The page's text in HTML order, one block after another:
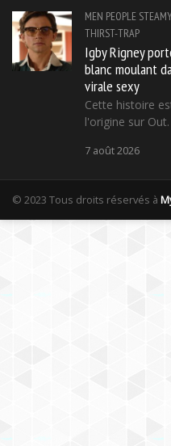
MEN PEOPLE
THIRST-TRAP
Igby Rigney
blanc moulant
virale sexy
Cette histoire
l'origine sur
7 août 2026
© 2023 Tous droits réservés à